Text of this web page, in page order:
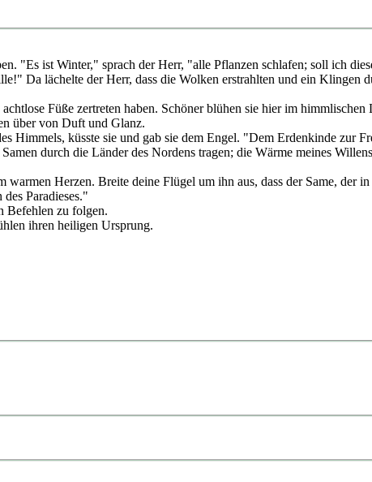
"Es ist Winter," sprach der Herr, "alle Pflanzen schlafen; soll ich
Da lächelte der Herr, dass die Wolken erstrahlten und ein Klingen
Füße zertreten haben. Schöner blühen sie hier im
über von Duft und Glanz.
Himmels, küsste sie und gab sie dem Engel. "Dem Erdenkinde zur
durch die Länder des Nordens tragen; die Wärme meines
Herzen. Breite deine Flügel um ihn aus, dass der Same, der
Paradieses."
Befehlen zu folgen.
ihren heiligen Ursprung.